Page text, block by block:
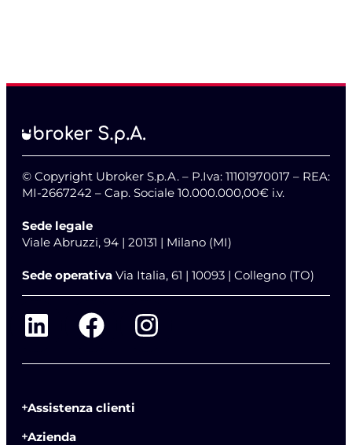
© Copyright Ubroker S.p.A. – P.Iva: 11101970017 – REA:
MI-2667242 – Cap. Sociale 10.000.000,00€ i.v.
Sede legale
Viale Abruzzi, 94 | 20131 | Milano (MI)
Sede operativa Via Italia, 61 | 10093 | Collegno (TO)
Assistenza clienti
Azienda